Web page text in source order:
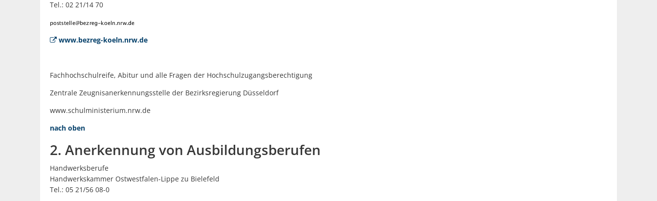
Tel.: 02 21/14 70
www.bezreg-koeln.nrw.de
Fachhochschulreife, Abitur und alle Fragen der Hochschulzugangsberechtigung
Zentrale Zeugnisanerkennungsstelle der Bezirksregierung Düsseldorf
www.schulministerium.nrw.de
nach oben
2. Anerkennung von Ausbildungsberufen
Handwerksberufe
Handwerkskammer Ostwestfalen-Lippe zu Bielefeld
Tel.: 05 21/56 08-0